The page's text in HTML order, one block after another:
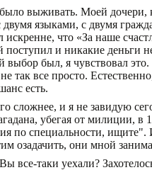
выживать. Моей
языками, с двумя
что «За наше
поступил и никакие
был, я чувствовал
так все просто.
есть.
сложнее, и я не завидую
убегая от милиции, в
по специальности,
озадачить, они мной
все-таки уехали?